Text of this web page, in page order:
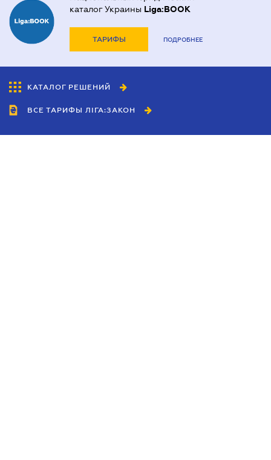
каталог Украины Liga:BOOK
ТАРИФЫ ПОДРОБНЕЕ
КАТАЛОГ РЕШЕНИЙ
ВСЕ ТАРИФЫ ЛІГА:ЗАКОН